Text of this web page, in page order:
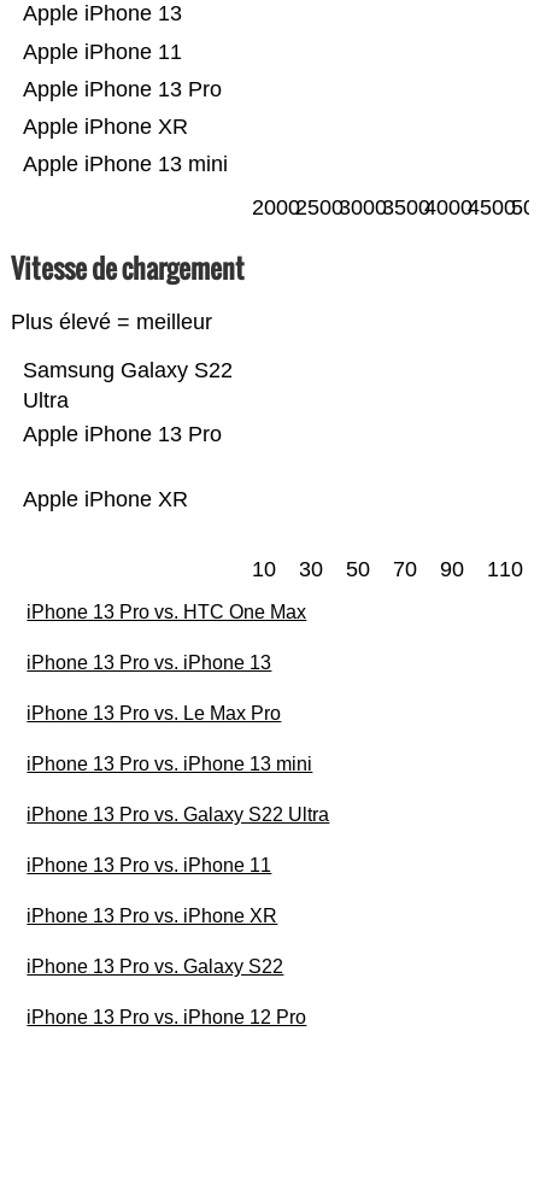
Apple iPhone 13 mini
Apple iPhone XR
Apple iPhone 13 Pro
Apple iPhone 11
Apple iPhone 13
200025003000350040004500
Vitesse de chargement
Plus élevé = meilleur
Apple iPhone XR
Apple iPhone 13 Pro
Samsung Galaxy S22
Ultra
10 30 50 70 90 110
iPhone 13 Pro vs. HTC One Max
iPhone 13 Pro vs. iPhone 13
iPhone 13 Pro vs. Le Max Pro
iPhone 13 Pro vs. iPhone 13 mini
iPhone 13 Pro vs. Galaxy S22 Ultra
iPhone 13 Pro vs. iPhone 11
iPhone 13 Pro vs. iPhone XR
iPhone 13 Pro vs. Galaxy S22
iPhone 13 Pro vs. iPhone 12 Pro